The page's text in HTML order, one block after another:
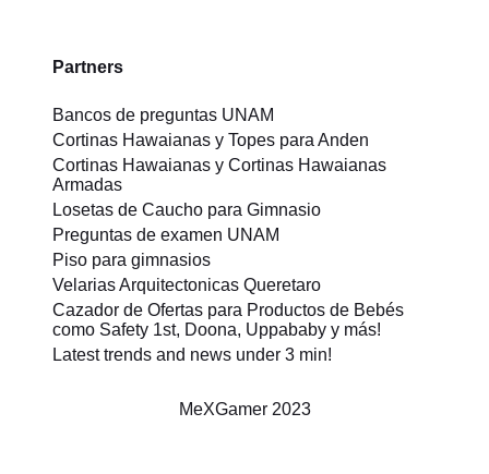
Partners
Bancos de preguntas UNAM
Cortinas Hawaianas y Topes para Anden
Cortinas Hawaianas y Cortinas Hawaianas
Armadas
Losetas de Caucho para Gimnasio
Preguntas de examen UNAM
Piso para gimnasios
Velarias Arquitectonicas Queretaro
Cazador de Ofertas para Productos de Bebés
como Safety 1st, Doona, Uppababy y más!
Latest trends and news under 3 min!
MeXGamer2023